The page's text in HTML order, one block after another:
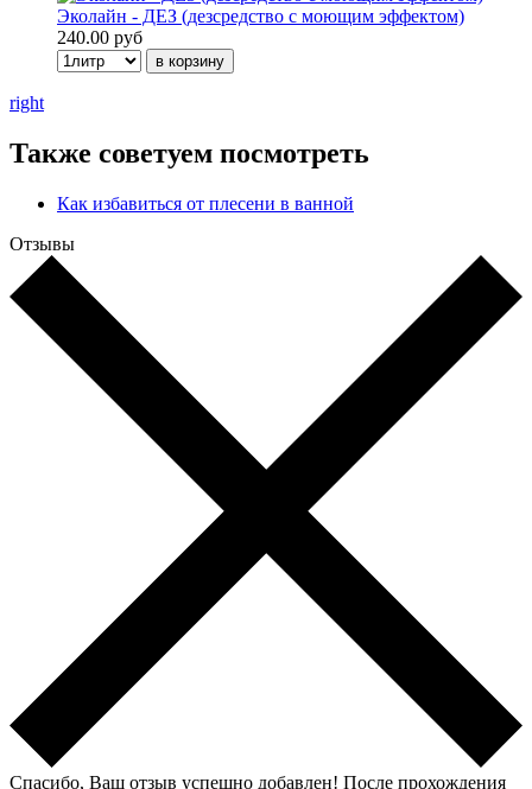
Эколайн - ДЕЗ (дезсредство с моющим эффектом)
240.00 руб
right
Также советуем посмотреть
Как избавиться от плесени в ванной
Отзывы
Спасибо, Ваш отзыв успешно добавлен! После прохождения